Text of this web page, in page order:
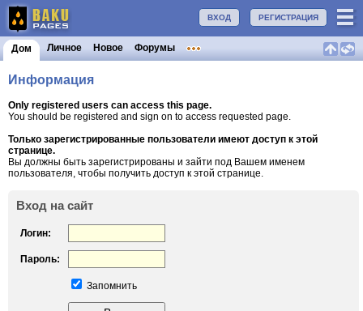
РЕГИСТРАЦИЯ
ВХОД
Дом Личное Новое Форумы
Информация
Only registered users can access this page.
You should be registered and sign on to access requested page.
Только зарегистрированные пользователи имеют доступ к этой
странице.
Вы должны быть зарегистрированы и зайти под Вашем именем
пользователя, чтобы получить доступ к этой странице.
Вход на сайт
Логин:
Пароль:
Запомнить